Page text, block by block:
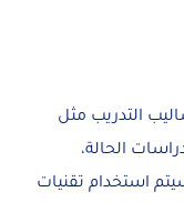
التدريب مثل
الحالة،
استخدام تقنيات